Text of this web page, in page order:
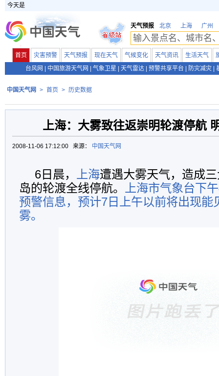
今天是
天气预报 北京 上海 广州
首页 灾害预警 天气预报 现在天气 气候变化 天气资讯 生活天气
台风网
中国旅游天气网 气象卫星 天气雷达 预警共享平台 防灾减灾
中国天气网 > 首页 > 历史数据
上海：大雾致往返崇明轮渡停航
2008-11-06 17:12:00 来源： 中国天气网
6日晨， 上海遭遇大雾天气，造成
岛的轮渡全线停航。
上海市气象台下
预警信息，预计7日上午以前将出现能
雾。